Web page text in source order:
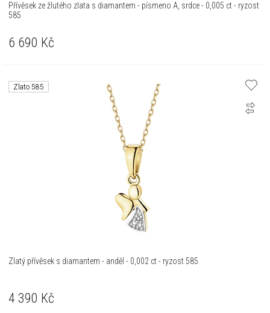
Přívěsek ze žlutého zlata s diamantem - písmeno A, srdce - 0,005 ct - ryzost
585
6 690 Kč
Zlato 585
Zlatý přívěsek s diamantem - anděl - 0,002 ct - ryzost 585
4 390 Kč